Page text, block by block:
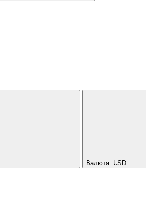
Валюта: USD